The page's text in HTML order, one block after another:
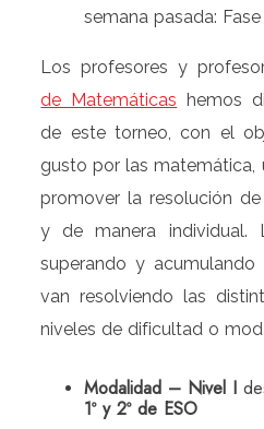
semana pasada:
Los profesores y
de Matemáticas hemos
de este torneo, con el
gusto por las matemática,
promover la resolución
y de manera individual.
superando y
van resolviendo las
niveles de dificultad o
Modalidad – Nivel I
1º y 2º de ESO